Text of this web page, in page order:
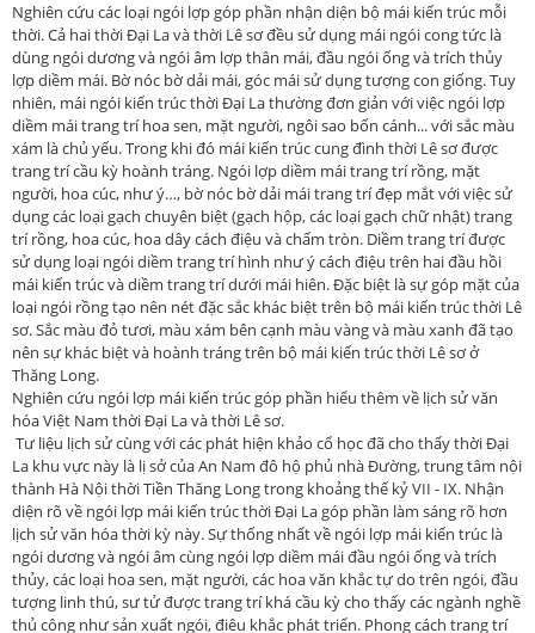
Nghiên cứu các loại ngói lợp góp phần nhận diện bộ mái kiến trúc mỗi
thời. Cả hai thời Đại La và thời Lê sơ đều sử dụng mái ngói cong tức là
dùng ngói dương và ngói âm lợp thân mái, đầu ngói ống và trích thủy
lợp diềm mái. Bờ nóc bờ dải mái, góc mái sử dụng tượng con giống. Tuy
nhiên, mái ngói kiến trúc thời Đại La thường đơn giản với việc ngói lợp
diềm mái trang trí hoa sen, mặt người, ngôi sao bốn cánh... với sắc màu
xám là chủ yếu. Trong khi đó mái kiến trúc cung đình thời Lê sơ được
trang trí cầu kỳ hoành tráng. Ngói lợp diềm mái trang trí rồng, mặt
người, hoa cúc, như ý…, bờ nóc bờ dải mái trang trí đẹp mắt với việc sử
dụng các loại gạch chuyên biệt (gạch hộp, các loại gạch chữ nhật) trang
trí rồng, hoa cúc, hoa dây cách điệu và chấm tròn. Diềm trang trí được
sử dụng loại ngói diềm trang trí hình như ý cách điệu trên hai đầu hồi
mái kiến trúc và diềm trang trí dưới mái hiên. Đặc biệt là sự góp mặt của
loại ngói rồng tạo nên nét đặc sắc khác biệt trên bộ mái kiến trúc thời Lê
sơ. Sắc màu đỏ tươi, màu xám bên cạnh màu vàng và màu xanh đã tạo
nên sự khác biệt và hoành tráng trên bộ mái kiến trúc thời Lê sơ ở
Thăng Long.
Nghiên cứu ngói lợp mái kiến trúc góp phần hiểu thêm về lịch sử văn
hóa Việt Nam thời Đại La và thời Lê sơ.
Tư liệu lịch sử cùng với các phát hiện khảo cổ học đã cho thấy thời Đại
La khu vực này là lị sở của An Nam đô hộ phủ nhà Đường, trung tâm nội
thành Hà Nội thời Tiền Thăng Long trong khoảng thế kỷ VII - IX. Nhận
diện rõ về ngói lợp mái kiến trúc thời Đại La góp phần làm sáng rõ hơn
lịch sử văn hóa thời kỳ này. Sự thống nhất về ngói lợp mái kiến trúc là
ngói dương và ngói âm cùng ngói lợp diềm mái đầu ngói ống và trích
thủy, các loại hoa sen, mặt người, các hoa văn khắc tự do trên ngói, đầu
tượng linh thú, sư tử được trang trí khá cầu kỳ cho thấy các ngành nghề
thủ công như sản xuất ngói, điêu khắc phát triển. Phong cách trang trí